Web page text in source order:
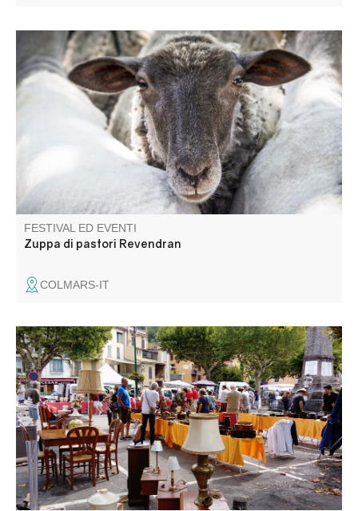
Venite a condividere un momento di convivialità e ad
assaggiare la zuppa dei pastori preparata dagli abitanti
del villaggio per il "Revendran", la festa della
démontagnée.
FESTIVAL ED EVENTI
Zuppa di pastori Revendran
COLMARS-IT
Annot vi invita ad andare a caccia di occasioni nella
piazza del mercato e nelle vie del centro storico!
Giocattoli, oggetti decorativi, libri, vestiti... Tra le
bancarelle ci sarà sicuramente l'articolo che cercate.